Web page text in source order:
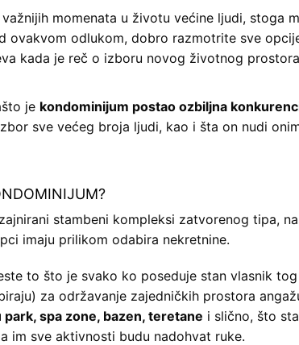
momenata u životu većine ljudi, stoga
ovakvom odlukom, dobro razmotrite sve
kada je reč o izboru novog životnog
je kondominijum postao ozbiljna
sve većeg broja ljudi, kao i šta on nudi
stambeni kompleksi zatvorenog tipa,
imaju prilikom odabira nekretnine.
to što je svako ko poseduje stan vlasnik
za održavanje zajedničkih prostora
spa zone, bazen, teretane i slično, što
im sve aktivnosti budu nadohvat ruke.